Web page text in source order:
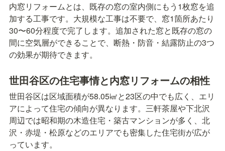
内窓リフォームとは、既存の窓の室内側にもう1枚窓を追
加する工事です。大規模な工事は不要で、窓1箇所あたり
30〜60分程度で完了します。追加された窓と既存の窓の
間に空気層ができることで、断熱・防音・結露防止の3つ
の効果が期待できます。
世田谷区の住宅事情と内窓リフォームの相性
世田谷区は区域面積が58.05㎢と23区の中でも広く、エリ
アによって住宅の傾向が異なります。三軒茶屋や下北沢
周辺では昭和期の木造住宅・築古マンションが多く、北
沢・赤堤・松原などのエリアでも密集した住宅街が広が
っています。